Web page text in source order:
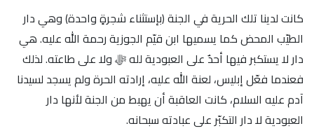
كانت لدينا تلك الحرية في الجنة (بإستثناء شجرةٍ واحدة) وهي دار
الطيّب المحض كما يسميها ابن قيّم الجوزية رحمة الله عليه. هي
دار لا يستكبر فيها أحدٌ على العبودية لله ﷻ ولا على طاعته. لذلك
فعندما فعّل إبليس، لعنة الله عليه، إرادته الحرة ولم يسجد لسيدنا
آدم عليه السلام، كانت العاقبة أن يهبط من الجنة لأنها دار
العبودية لا دار التكبّر على عبادته سبحانه.